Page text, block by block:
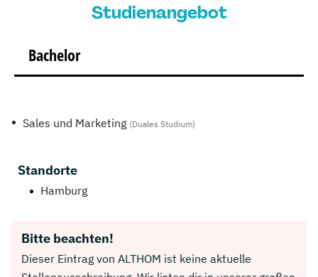
Studienangebot
Bachelor
Sales und Marketing (Duales Studium)
Standorte
Hamburg
Bitte beachten!
Dieser Eintrag von ALTHOM ist keine aktuelle